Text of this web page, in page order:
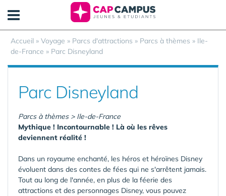
Accueil » Voyage » Parcs d'attractions » Parcs à thèmes » Ile-
de-France » Parc Disneyland
Parc Disneyland
Parcs à thèmes > Ile-de-France
Mythique ! Incontournable ! Là où les rêves
deviennent réalité !
Dans un royaume enchanté, les héros et héroïnes Disney
évoluent dans des contes de fées qui ne s'arrêtent jamais.
Tout au long de l'année, en plus de la féerie des
attractions et des personnages Disney, vous pouvez
Panneau de gestion des cookies